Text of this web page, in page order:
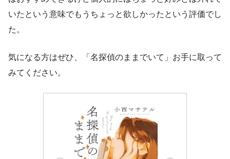
いたという意味でもうちょっと欲しかったという評価でし
た。
気になる方はぜひ、「名探偵のままでいて」お手に取って
みてください。